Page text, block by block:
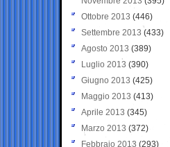
Ottobre 2013 (446)
Settembre 2013 (433)
Agosto 2013 (389)
Luglio 2013 (390)
Giugno 2013 (425)
Maggio 2013 (413)
Aprile 2013 (345)
Marzo 2013 (372)
Febbraio 2013 (293)